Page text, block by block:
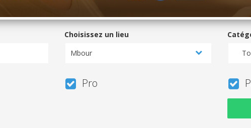
Choisissez un lieu
Mbour
Pro